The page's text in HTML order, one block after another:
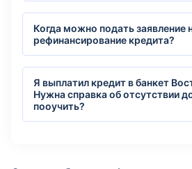
Когда можно подать заявление
рефинансирование кредита?
Я выплатил кредит в банкет
Нужна справка об отсутствии
пооучить?